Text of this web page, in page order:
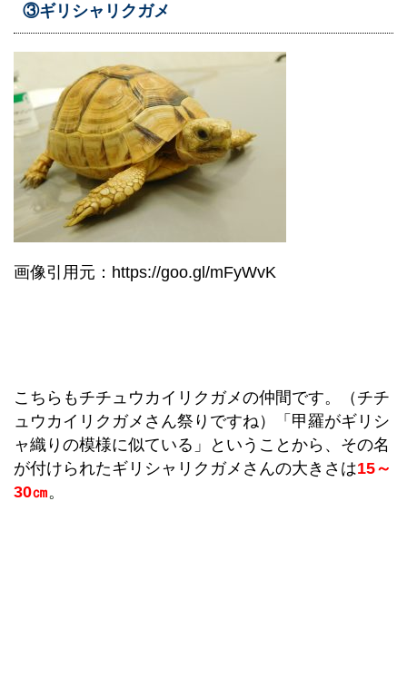
③ギリシャリクガメ
画像引用元：https://goo.gl/mFyWvK
こちらもチチュウカイリクガメの仲間です。（チチ
ュウカイリクガメさん祭りですね）「甲羅がギリシ
ャ織りの模様に似ている」ということから、その名
が付けられたギリシャリクガメさんの大きさは15～
30㎝。